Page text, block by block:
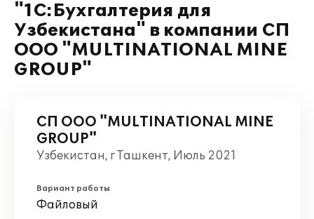
"1C:Бухгалтерия для
Узбекистана" в компании СП
ООО "MULTINATIONAL MINE
GROUP"
СП ООО "MULTINATIONAL MINE
GROUP"
Узбекистан, г Ташкент, Июль 2021
Вариант работы
Файловый